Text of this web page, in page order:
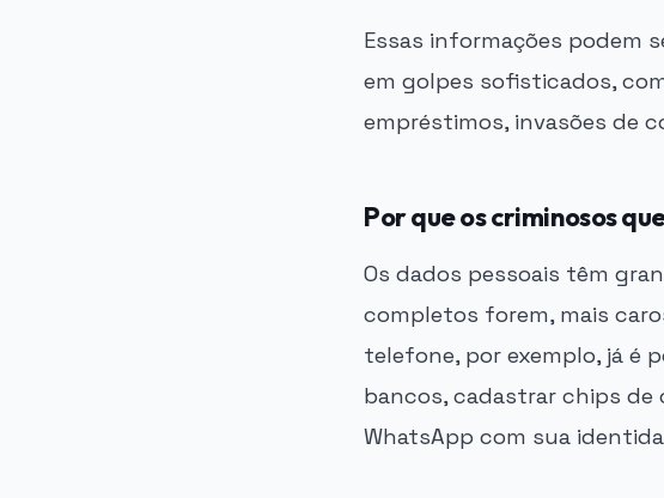
Essas informações podem
em golpes sofisticados,
empréstimos, invasões de
Por que os criminosos
Os dados pessoais têm
completos forem, mais
telefone, por exemplo, já é
bancos, cadastrar chips de
WhatsApp com sua